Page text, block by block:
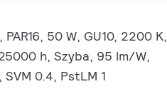
50 W, GU10, 2200 K,
h, Szyba, 95 lm/W,
SVM 0.4, PstLM 1